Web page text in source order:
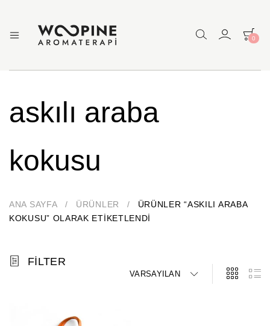
Çakra
Çeşitli
Aromaterapi
Ürünler
0
ANA SAYFA / ÜRÜNLER /
ÜRÜNLER “ASKILI ARABA
KOKUSU” OLARAK ETIKETLENDI
askılı araba
kokusu
FILTER
VARSAYILAN